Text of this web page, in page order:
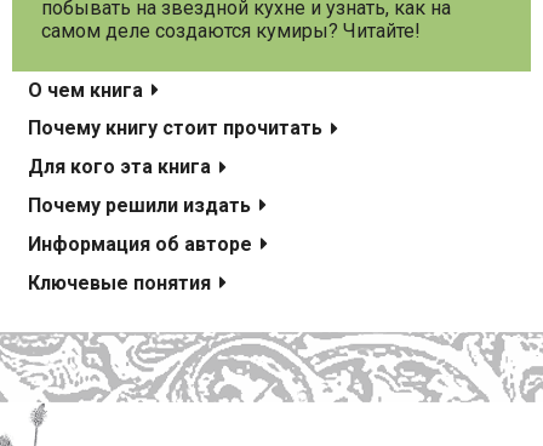
побывать на звездной кухне и узнать, как на
самом деле создаются кумиры? Читайте!
О чем книга
Почему книгу стоит прочитать
Для кого эта книга
Почему решили издать
Информация об авторе
Ключевые понятия